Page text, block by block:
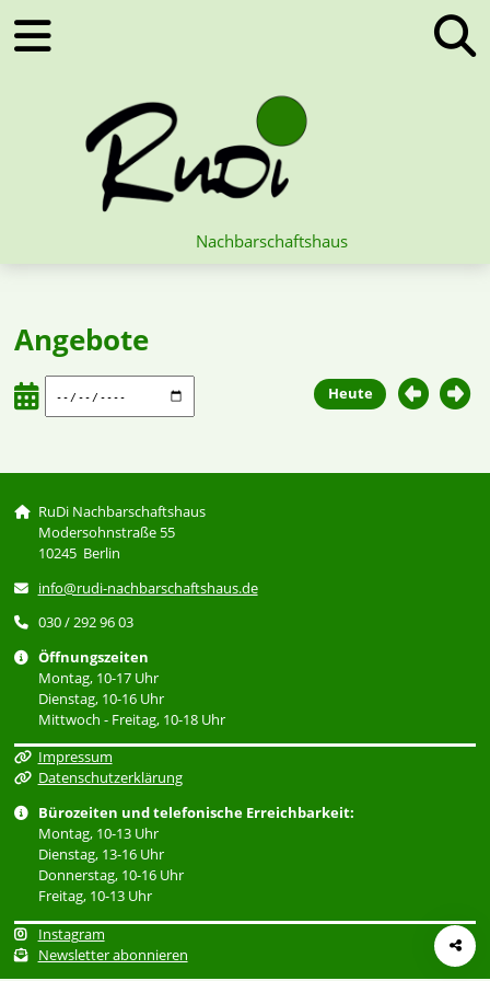
Nachbarschaftshaus
Angebote
Heute
RuDi Nachbarschaftshaus
Modersohnstraße 55
10245 Berlin
info@rudi-nachbarschaftshaus.de
030 / 292 96 03
Öffnungszeiten
Montag, 10-17 Uhr
Dienstag, 10-16 Uhr
Mittwoch - Freitag, 10-18 Uhr
Impressum
Datenschutzerklärung
Bürozeiten und telefonische Erreichbarkeit:
Montag, 10-13 Uhr
Dienstag, 13-16 Uhr
Donnerstag, 10-16 Uhr
Freitag, 10-13 Uhr
Instagram
Newsletter abonnieren